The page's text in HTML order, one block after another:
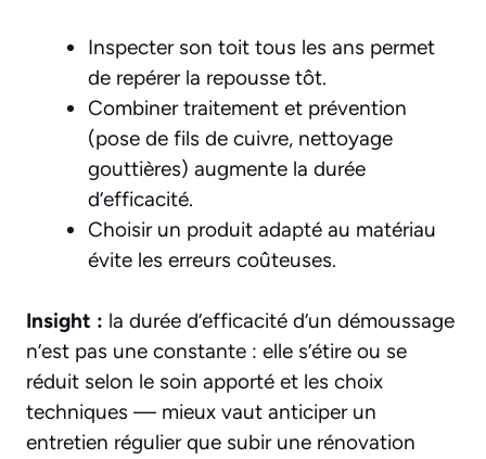
Inspecter son toit tous les ans permet
de repérer la repousse tôt.
Combiner traitement et prévention
(pose de fils de cuivre, nettoyage
gouttières) augmente la durée
d’efficacité.
Choisir un produit adapté au matériau
évite les erreurs coûteuses.
Insight : la durée d’efficacité d’un démoussage
n’est pas une constante : elle s’étire ou se
réduit selon le soin apporté et les choix
techniques — mieux vaut anticiper un
entretien régulier que subir une rénovation